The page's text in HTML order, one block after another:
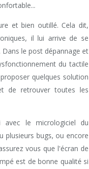
et bien outillé. Cela dit,
il lui arrive de se
le post dépannage et
du tactile
quelques solution
de retrouver toutes les
le micrologiciel du
plusieurs bugs, ou encore
vous que l'écran de
est de bonne qualité si